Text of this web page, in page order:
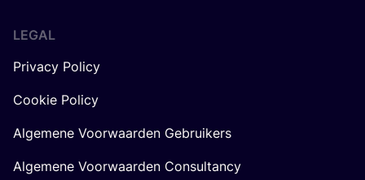
LEGAL
Privacy Policy
Cookie Policy
Algemene Voorwaarden Gebruikers
Algemene Voorwaarden Consultancy